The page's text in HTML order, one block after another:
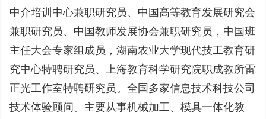
中介培训中心兼职研究员、中国高等教育发展研究会
兼职研究员、中国教师发展协会兼职研究员，中国班
主任大会专家组成员，湖南农业大学现代技工教育研
究中心特聘研究员、上海教育科学研究院职成教所雷
正光工作室特聘研究员。全国多家信息技术科技公司
技术体验顾问。主要从事机械加工、模具一体化教